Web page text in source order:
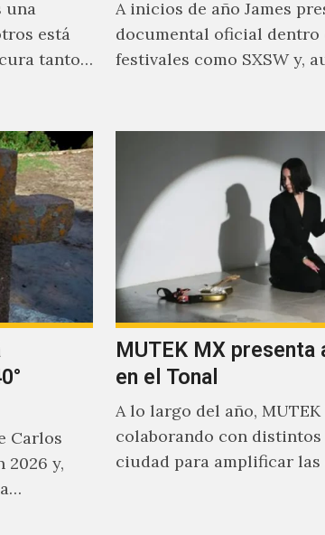
una
está
tanto
A inicios de año James
documental oficial dentro
festivales como SXSW y,
Carlos
2026 y,
MUTEK MX
en el Tonal
A lo largo del año, MUTEK
colaborando con distintos
ciudad para amplificar las